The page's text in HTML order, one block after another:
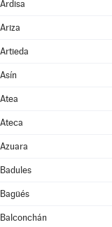
Ardisa
Ariza
Artieda
Asín
Atea
Ateca
Azuara
Badules
Bagüés
Balconchán